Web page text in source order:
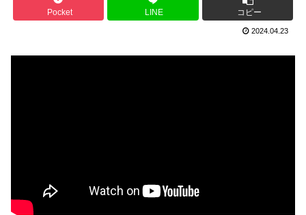
Pocket LINE コピー
2024.04.23